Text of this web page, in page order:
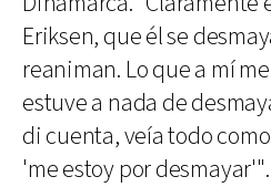
Eriksen, que él se
reaniman. Lo que a mí
estuve a nada de
di cuenta, veía todo
'me estoy por desmayar'".